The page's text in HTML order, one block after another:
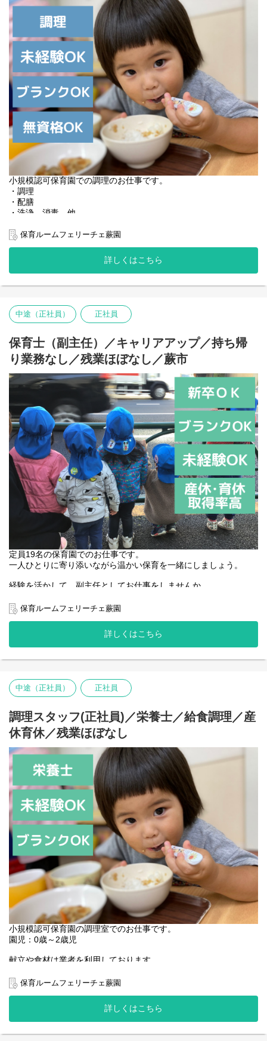
小規模認可保育園での調理のお仕事です。
・調理
・配膳
・洗浄、消毒 他
栄養士の補助業務をお願いいたします。
保育ルームフェリーチェ蕨園
詳しくはこちら
中途（正社員） 正社員
保育士（副主任）／キャリアアップ／持ち帰
り業務なし／残業ほぼなし／蕨市
定員19名の保育園でのお仕事です。
一人ひとりに寄り添いながら温かい保育を一緒にしましょう。
経験を活かして、副主任としてお仕事をしませんか。
園名 ：保育ルームフェリーチェ蕨園
業態 ：小規模認可保育園
定員 ：19名（0歳-3名 1歳-8名 2歳-8名）
保育時間：月～金曜日 7:30～19:30 / 土曜日 7:30～18:30
【主な仕事内容】
・開園準備…登園前の園内清掃、整備
・登園…保護者と子どもたちをお迎え
・昼食準備・昼食…食事の準備と介助
・お昼寝…ねかしつけ、見守り
・降園…お迎えにきた保護者へのご対応、伝達・相談
保育ルームフェリーチェ蕨園
詳しくはこちら
中途（正社員） 正社員
調理スタッフ(正社員)／栄養士／給食調理／産
休育休／残業ほぼなし
小規模認可保育園の調理室でのお仕事です。
園児：0歳～2歳児
献立や食材は業者を利用しております。
・調乳
・給食会議 他
保育ルームフェリーチェ蕨園
詳しくはこちら